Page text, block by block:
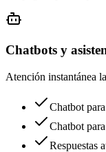
Chatbots y
Atención instantánea
Chatbot
Chatbot
Respuestas